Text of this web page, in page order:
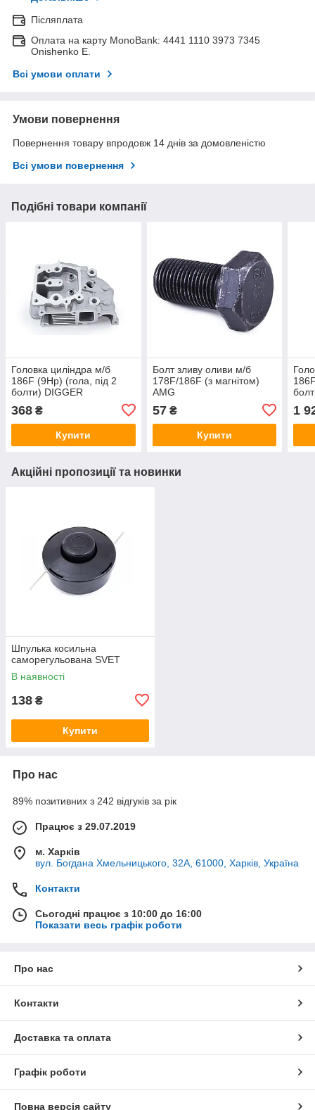
Післяплата
Оплата на карту MonoBank: 4441 1110 3973 7345
Onishenko E.
Всі умови оплати
Умови повернення
Повернення товару впродовж 14 днів за домовленістю
Всі умови повернення
Подібні товари компанії
Головка циліндра м/б
186F (9Hp) (гола, під 2
болти) DIGGER
368 ₴
Купити
Болт зливу оливи м/б
178F/186F (з магнітом)
AMG
57₴
Купити
1
Акційні пропозиції та новинки
Шпулька косильна
саморегульована SVET
В наявності
138 ₴
Купити
Про нас
89% позитивних з 242 відгуків за рік
Працює з 29.07.2019
м. Харків
вул. Богдана Хмельницького, 32А, 61000, Харків, Україна
Контакти
Сьогодні працює з 10:00 до 16:00
Показати весь графік роботи
Про нас
Контакти
Доставка та оплата
Графік роботи
Повна версія сайту